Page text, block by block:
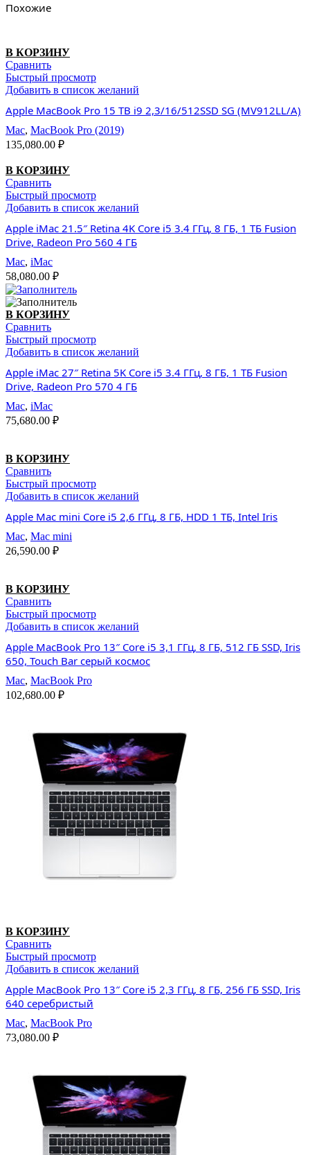
Похожие
В КОРЗИНУ
Сравнить
Быстрый просмотр
Добавить в список желаний
Apple MacBook Pro 15 TB i9 2,3/16/512SSD SG (MV912LL/A)
Mac, MacBook Pro (2019)
135,080.00 ₽
В КОРЗИНУ
Сравнить
Быстрый просмотр
Добавить в список желаний
Apple iMac 21.5″ Retina 4K Core i5 3.4 ГГц, 8 ГБ, 1 ТБ Fusion
Drive, Radeon Pro 560 4 ГБ
Mac, iMac
58,080.00 ₽
В КОРЗИНУ
Сравнить
Быстрый просмотр
Добавить в список желаний
Apple iMac 27″ Retina 5K Core i5 3.4 ГГц, 8 ГБ, 1 ТБ Fusion
Drive, Radeon Pro 570 4 ГБ
Mac, iMac
75,680.00 ₽
В КОРЗИНУ
Сравнить
Быстрый просмотр
Добавить в список желаний
Apple Mac mini Core i5 2,6 ГГц, 8 ГБ, HDD 1 TБ, Intel Iris
Mac, Mac mini
26,590.00 ₽
В КОРЗИНУ
Сравнить
Быстрый просмотр
Добавить в список желаний
Apple MacBook Pro 13″ Core i5 3,1 ГГц, 8 ГБ, 512 ГБ SSD, Iris
650, Touch Bar серый космос
Mac, MacBook Pro
102,680.00 ₽
В КОРЗИНУ
Сравнить
Быстрый просмотр
Добавить в список желаний
Apple MacBook Pro 13″ Core i5 2,3 ГГц, 8 ГБ, 256 ГБ SSD, Iris
640 серебристый
Mac, MacBook Pro
73,080.00 ₽